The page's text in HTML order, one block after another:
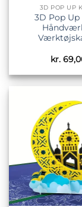
3D POP UP
3D Pop Up
kr.